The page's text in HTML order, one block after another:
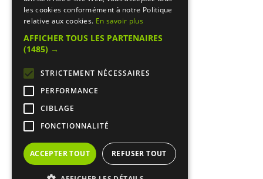
les cookies conformément à notre Politique
relative aux cookies. En savoir plus
AFFICHER TOUS LES PARTENAIRES
(1485) →
STRICTEMENT NÉCESSAIRES
PERFORMANCE
CIBLAGE
FONCTIONNALITÉ
ACCEPTER TOUT REFUSER TOUT